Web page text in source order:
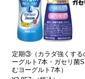
定期③（カラダ強くする
ーグルト7本・ガセリ菌
むヨーグルト7本）